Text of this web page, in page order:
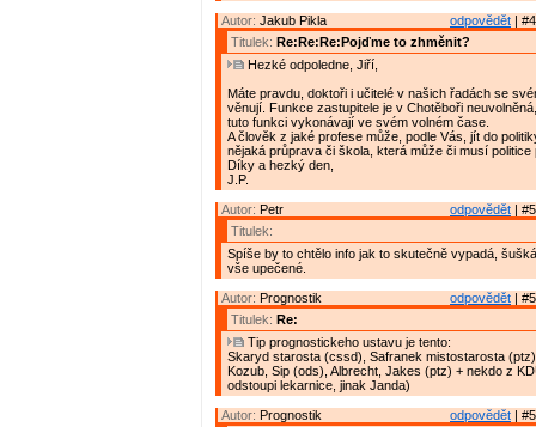
odpovědět |
Autor: Jakub Pikla
Titulek: Re:Re:Re:Pojďme to zhměnit?
Hezké odpoledne, Jiří,
Máte pravdu, doktoři i učitelé v našich řadách se
věnují. Funkce zastupitele je v Chotěboři
tuto funkci vykonávají ve svém volném čase.
A člověk z jaké profese může, podle Vás, jít do
nějaká průprava či škola, která může či musí politice
Díky a hezký den,
J.P.
odpovědět |
Autor: Petr
Titulek:
Spíše by to chtělo info jak to skutečně vypadá,
vše upečené.
odpovědět |
Autor: Prognostik
Titulek: Re:
Tip prognostickeho ustavu je tento:
Skaryd starosta (cssd), Safranek mistostarosta
Kozub, Sip (ods), Albrecht, Jakes (ptz) + nekdo z
odstoupi lekarnice, jinak Janda)
odpovědět |
Autor: Prognostik